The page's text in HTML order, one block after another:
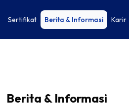
Sertifikat Berita & Informasi Karir
Berita & Informasi